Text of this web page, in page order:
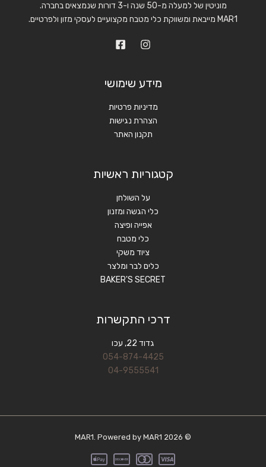
מוניטין של למעלה מ-50 שנה ו-3 דורות שנמצאים בחברה.
MAR1 מייבאת ומשווקת כלי מטבח מקצועיים לעסקי מזון ולפרטיים.
מידע שימושי
מדיניות פרטיות
הצהרת נגישות
תקנון האתר
קטגוריות ראשיות
על השולחן
כלי הגשה ומזנון
אפייה ופיצה
כלי מטבח
ציוד משקי
כלים לבר ומלצר
BAKER'S SECRET
דרכי התקשרות
גדוד 22, עכו
054-874-4425
04-9555541
© 2026 MAR1. Powered by MAR1